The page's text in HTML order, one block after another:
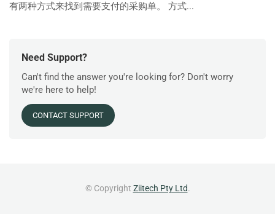
有两种方式来找到需要支付的采购单。 方式...
Need Support?
Can't find the answer you're looking for? Don't worry
we're here to help!
CONTACT SUPPORT
© Copyright Ziitech Pty Ltd.